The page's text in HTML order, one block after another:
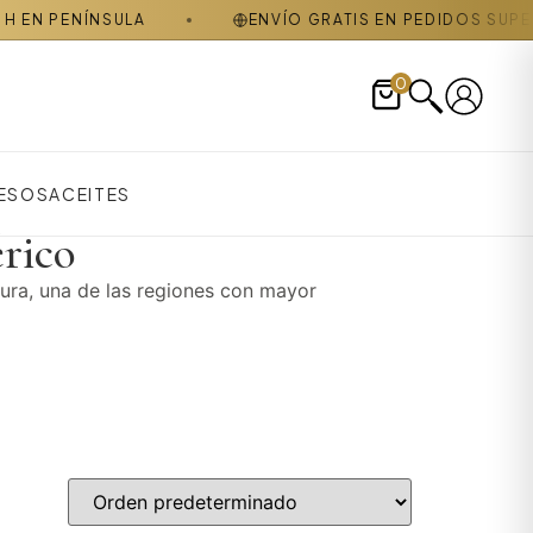
0
ACEITES
ENVÍO GRATIS EN PEDIDOS
una de las regiones con mayor